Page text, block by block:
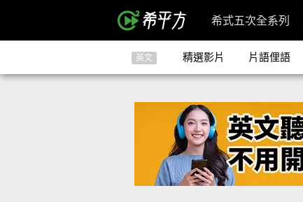
希式五次全系列
英文 精選影片 片語俚語